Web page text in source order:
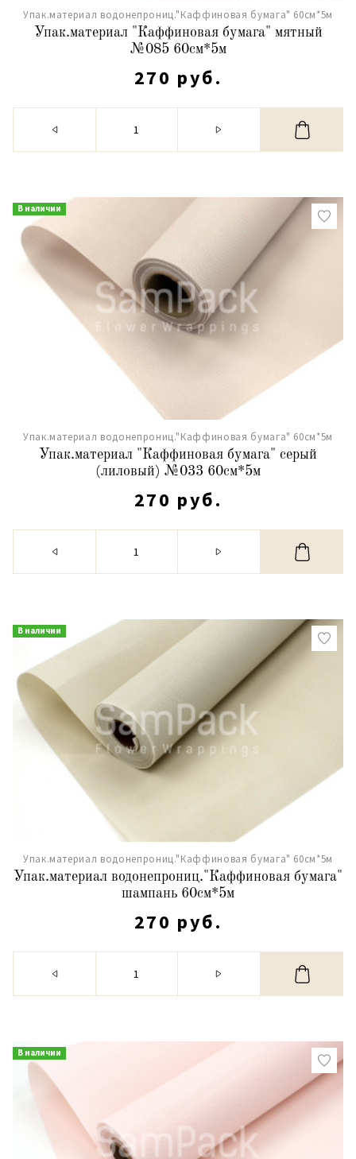
Упак.материал водонепрониц."Каффиновая бумага" 60см*5м
Упак.материал "Каффиновая бумага" мятный
№085 60см*5м
270 руб.
В наличии
Упак.материал водонепрониц."Каффиновая бумага" 60см*5м
Упак.материал "Каффиновая бумага" серый
(лиловый) №033 60см*5м
270 руб.
В наличии
Упак.материал водонепрониц."Каффиновая бумага" 60см*5м
Упак.материал водонепрониц."Каффиновая бумага"
шампань 60см*5м
270 руб.
В наличии